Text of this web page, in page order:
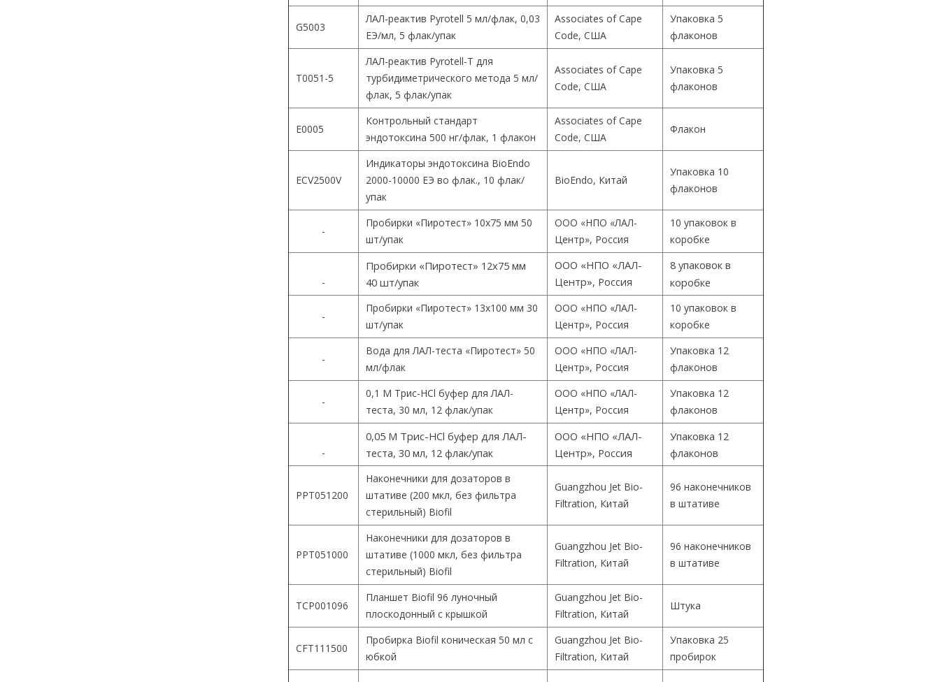
G5003
ЛАЛ-реактив Pyrotell 5 мл/флак, 0,03
ЕЭ/мл, 5 флак/упак
Associates of Cape
Code, США
Упаковка 5
флаконов
T0051-5
ЛАЛ-реактив Pyrotell-T для
турбидиметрического метода 5 мл/
флак, 5 флак/упак
Associates of Cape
Code, США
Упаковка 5
флаконов
E0005
Контрольный стандарт
эндотоксина 500 нг/флак, 1 флакон
Associates of Cape
Code, США
Флакон
ECV2500V
Индикаторы эндотоксина BioEndo
2000-10000 ЕЭ во флак., 10 флак/
упак
BioEndo, Китай
Упаковка 10
флаконов
-
Пробирки «Пиротест» 10х75 мм 50
шт/упак
ООО «НПО «ЛАЛ-
Центр», Россия
10 упаковок в
коробке
-
Пробирки «Пиротест» 12х75 мм
40 шт/упак
ООО «НПО «ЛАЛ-
Центр», Россия
8 упаковок в
коробке
-
Пробирки «Пиротест» 13х100 мм 30
шт/упак
ООО «НПО «ЛАЛ-
Центр», Россия
10 упаковок в
коробке
-
Вода для ЛАЛ-теста «Пиротест» 50
мл/флак
ООО «НПО «ЛАЛ-
Центр», Россия
Упаковка 12
флаконов
-
0,1 М Трис-HCl буфер для ЛАЛ-
теста, 30 мл, 12 флак/упак
ООО «НПО «ЛАЛ-
Центр», Россия
Упаковка 12
флаконов
-
0,05 М Трис-HCl буфер для ЛАЛ-
теста, 30 мл, 12 флак/упак
ООО «НПО «ЛАЛ-
Центр», Россия
Упаковка 12
флаконов
PPT051200
Наконечники для дозаторов в
штативе (200 мкл, без фильтра
стерильный) Biofil
Guangzhou Jet Bio-
Filtration, Китай
96 наконечников
в штативе
PPT051000
Наконечники для дозаторов в
штативе (1000 мкл, без фильтра
стерильный) Biofil
Guangzhou Jet Bio-
Filtration, Китай
96 наконечников
в штативе
TCP001096
Планшет Biofil 96 луночный
плоскодонный с крышкой
Guangzhou Jet Bio-
Filtration, Китай
Штука
CFT111500
Пробирка Biofil коническая 50 мл с
юбкой
Guangzhou Jet Bio-
Filtration, Китай
Упаковка 25
пробирок